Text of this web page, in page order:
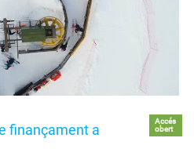
finançament a
Accés
obert